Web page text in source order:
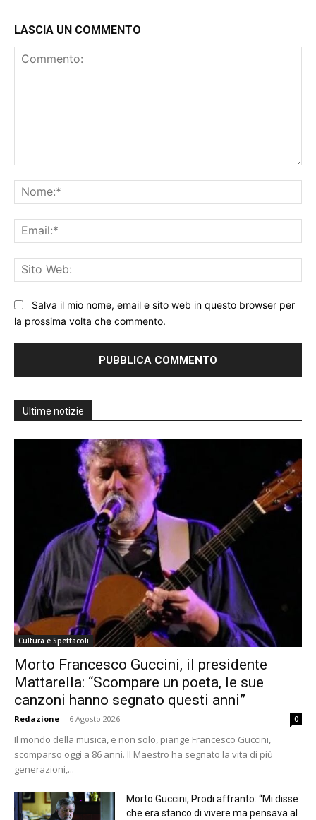
LASCIA UN COMMENTO
Salva il mio nome, email e sito web in questo browser per
la prossima volta che commento.
Ultime notizie
Cultura e Spettacoli
Morto Francesco Guccini, il presidente
Mattarella: “Scompare un poeta, le sue
canzoni hanno segnato questi anni”
Redazione - 6 Agosto 2026 0
Il mondo della musica, e non solo, piange Francesco Guccini,
scomparso oggi a 86 anni. Il Maestro ha segnato la vita di più
generazioni,...
Morto Guccini, Prodi affranto: “Mi disse
che era stanco di vivere ma pensava al